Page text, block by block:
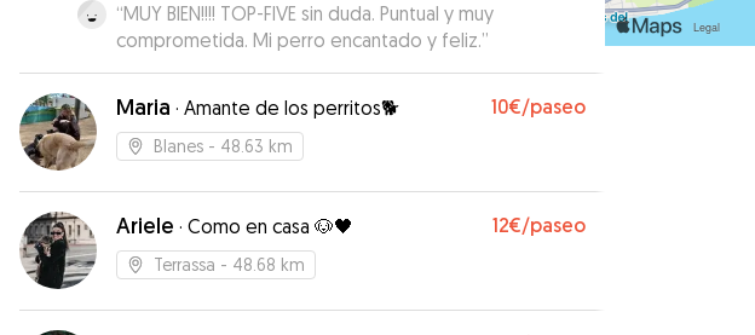
“MUY BIEN!!!! TOP-FIVE sin duda. Puntual y muy
comprometida. Mi perro encantado y feliz.”
Maria · Amante de los perritos🐕 10€/paseo
Blanes - 48.63 km
Ariele · Como en casa 🐶🖤 12€/paseo
Terrassa - 48.68 km